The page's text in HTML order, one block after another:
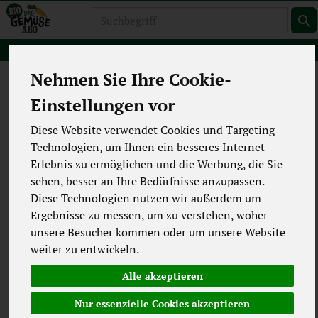
Nehmen Sie Ihre Cookie-
Einstellungen vor
Diese Website verwendet Cookies und Targeting
Technologien, um Ihnen ein besseres Internet-
Erlebnis zu ermöglichen und die Werbung, die Sie
sehen, besser an Ihre Bedürfnisse anzupassen.
Diese Technologien nutzen wir außerdem um
Ergebnisse zu messen, um zu verstehen, woher
unsere Besucher kommen oder um unsere Website
weiter zu entwickeln.
Alle akzeptieren
Nur essenzielle Cookies akzeptieren
Jetzt registrieren
Gib deine E-Mail-Adresse ein und löse die
Rechenaufgabe, um zu testen, ob du ein
Mensch bist. Danach senden wir dir einen 6-
stelligen Code zu, um dich zu verifizieren und
dein Konto zu erstellen.
Löse bitte folgende Aufgabe: